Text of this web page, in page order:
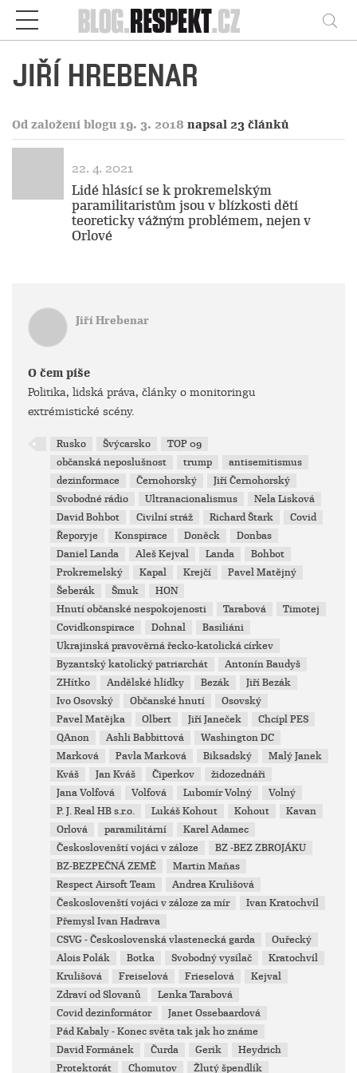
Respekt
JIŘÍ HREBENAR
Od založení blogu 19. 3. 2018 napsal 23 článků
22. 4. 2021
Lidé hlásící se k prokremelským
paramilitaristům jsou v blízkosti dětí
teoreticky vážným problémem, nejen v
Orlové
Jiří Hrebenar
O čem píše
Politika, lidská práva, články o monitoringu
extrémistické scény.
Rusko Švýcarsko
TOP 09
občanská neposlušnost
trump
antisemitismus
dezinformace
Černohorský
Jiří Černohorský
Svobodné rádio
Ultranacionalismus
Nela Lisková
David Bohbot
Civilní stráž Richard Štark
Covid
Řeporyje
Konspirace Doněck
Donbas
Daniel Landa
Aleš Kejval Landa
Bohbot
Prokremelský
Kapal Krejčí
Pavel Matějný
Šeberák
Šmuk
HON
Hnutí občanské nespokojenosti
Tarabová
Timotej
Covidkonspirace
Dohnal
Basiliáni
Ukrajinská pravověrná řecko-katolická církev
Byzantský katolický patriarchát
Antonín Baudyš
ZHítko
Andělské hlídky Bezák
Jiří Bezák
Ivo Osovský
Občanské hnutí
Osovský
Pavel Matějka
Olbert Jiří Janeček
Chcípl PES
QAnon
Ashli Babbittová
Washington DC
Marková
Pavla Marková Biksadský
Malý Janek
Kváš
Jan Kváš Čiperkov
židozednáři
Jana Volfová
Volfová Lubomír Volný
Volný
P. J. Real HB s.r.o.
Lukáš Kohout Kohout
Kavan
Orlová
paramilitární
Karel Adamec
Českoslovenští vojáci v záloze
BZ -BEZ ZBROJÁKU
BZ-BEZPEČNÁ ZEMĚ
Martin Maňas
Respect Airsoft Team
Andrea Krulišová
Českoslovenští vojáci v záloze za mír
Ivan Kratochvíl
Přemysl Ivan Hadrava
CSVG - Československá vlastenecká garda
Ouřecký
Alois Polák
Botka Svobodný vysílač
Kratochvíl
Krulišová
Freiselová Frieselová
Kejval
Zdraví od Slovanů
Lenka Tarabová
Covid dezinformátor
Janet Ossebaardová
Pád Kabaly - Konec světa tak jak ho známe
David Formánek
Čurda Gerik
Heydrich
Protektorát
Chomutov Žlutý špendlík